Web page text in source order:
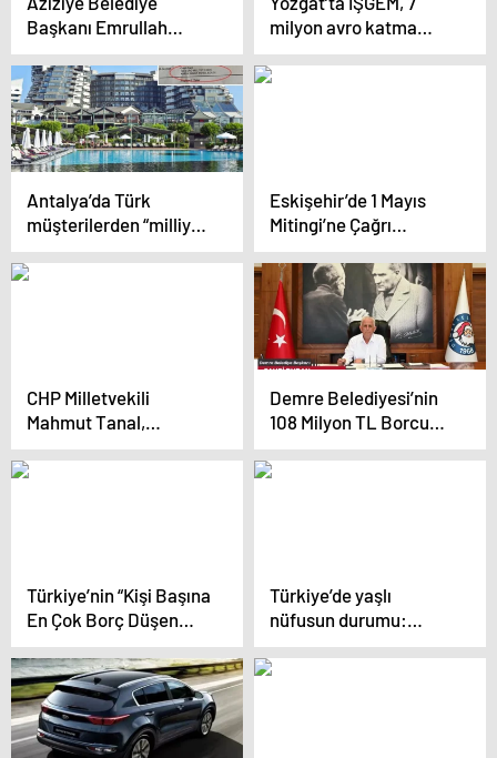
Başkanı Emrullah
Akpunar, Kurumun
Borçlarını Açıkladı
milyon avro katma
değere ulaştı
Antalya’da Türk
müşterilerden “milliyet
farkı” ücreti alan lüks
otele 54.694 TL ceza
Eskişehir’de 1 Mayıs
Mitingi’ne Çağrı…
CHP Milletvekili
Mahmut Tanal,
Belediye Borçlarına
İlişkin Meclis
Demre Belediyesi’nin
108 Milyon TL Borcu
Açıklandı
Türkiye’nin “Kişi Başına
En Çok Borç Düşen
Belediyesi” Ankara’da.
Türkiye’de yaşlı
nüfusun durumu:
Yalnızlık ve hastalık
artıyor